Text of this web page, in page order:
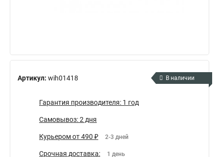
Артикул: wih01418 В наличии
Гарантия производителя: 1 год
Самовывоз: 2 дня
Курьером от 490 ₽ 2-3 дней
Срочная доставка: 1 день